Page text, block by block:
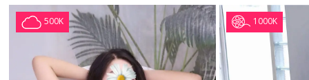
500K 1000K